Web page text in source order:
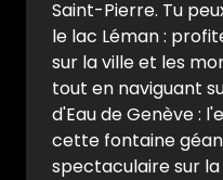
Saint-Pierre. Tu
le lac Léman :
sur la ville et les
tout en naviguant
d'Eau de Genève :
cette fontaine
spectaculaire sur la